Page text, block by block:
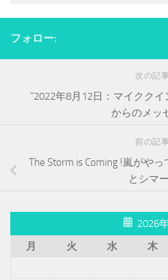
フォロー:
次の記事
”2022年8月12日：マイクク
からのメッ
前の記事
The Storm is Coming !嵐がや
とシマ
2026
月
火 水 木